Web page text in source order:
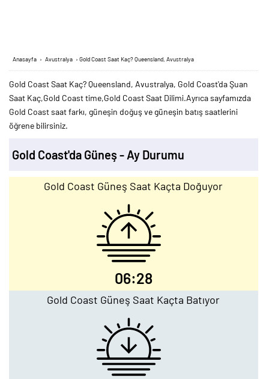
Anasayfa › Avustralya › Gold Coast Saat Kaç? Queensland, Avustralya
Gold Coast Saat Kaç? Queensland, Avustralya, Gold Coast'da Şuan
Saat Kaç,Gold Coast time,Gold Coast Saat Dilimi.Ayrıca sayfamızda
Gold Coast saat farkı, güneşin doğuş ve güneşin batış saatlerini
öğrene bilirsiniz.
Gold Coast'da Güneş - Ay Durumu
Gold Coast Güneş Saat Kaçta Doğuyor
06:28
Gold Coast Güneş Saat Kaçta Batıyor